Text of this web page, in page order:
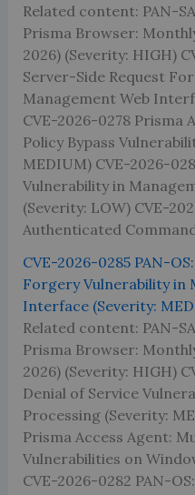
Related content: PAN-
Prisma Browser:
2026) (Severity: HIGH)
Server-Side Request
Management Web
CVE-2026-0278 Prisma
Policy Bypass
MEDIUM) CVE-2026-
Vulnerability in
(Severity: LOW) CVE-
Authenticated
CVE-2026-0285 PAN-
Forgery Vulnerability in
Interface (Severity:
Related content: PAN-
Prisma Browser:
2026) (Severity: HIGH)
Denial of Service
Processing (Severity:
Prisma Access Agent:
Vulnerabilities on
CVE-2026-0282 PAN-